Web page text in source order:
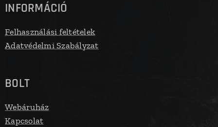
INFORMÁCIÓ
Felhasználási feltételek
Adatvédelmi Szabályzat
BOLT
Webáruház
Kapcsolat